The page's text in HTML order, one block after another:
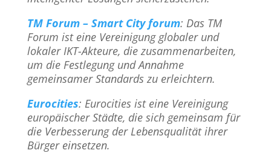
TM Forum – Smart City forum: Das TM
Forum ist eine Vereinigung globaler und
lokaler IKT-Akteure, die zusammenarbeiten,
um die Festlegung und Annahme
gemeinsamer Standards zu erleichtern.
Eurocities: Eurocities ist eine Vereinigung
europäischer Städte, die sich gemeinsam für
die Verbesserung der Lebensqualität ihrer
Bürger einsetzen.